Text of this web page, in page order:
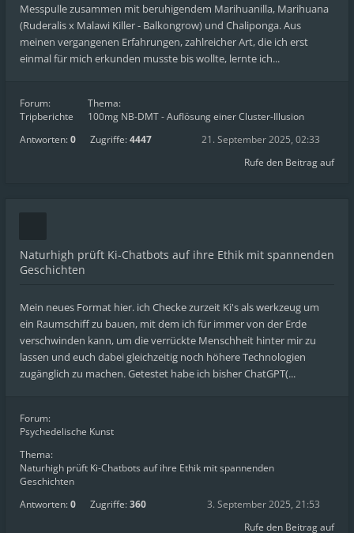
Messpulle zusammen mit beruhigendem Marihuanilla, Marihuana
(Ruderalis x Malawi Killer - Balkongrow) und Chaliponga. Aus
meinen vergangenen Erfahrungen, zahlreicher Art, die ich erst
einmal für mich erkunden musste bis wollte, lernte ich...
Forum:
Tripberichte
Thema:
100mg NB-DMT - Auflösung einer Cluster-Illusion
Antworten:0 Zugriffe:4447
21. September 2025, 02:33
Rufe den Beitrag auf
Naturhigh prüft Ki-Chatbots auf ihre Ethik mit spannenden
Geschichten
Mein neues Format hier. ich Checke zurzeit Ki's als werkzeug um
ein Raumschiff zu bauen, mit dem ich für immer von der Erde
verschwinden kann, um die verrückte Menschheit hinter mir zu
lassen und euch dabei gleichzeitig noch höhere Technologien
zugänglich zu machen. Getestet habe ich bisher ChatGPT(...
Forum:
Psychedelische Kunst
Thema:
Naturhigh prüft Ki-Chatbots auf ihre Ethik mit spannenden
Geschichten
Antworten:0 Zugriffe:360
3. September 2025, 21:53
Rufe den Beitrag auf